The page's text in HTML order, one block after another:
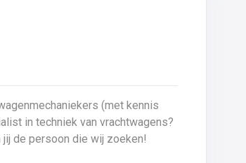
(met kennis
vrachtwagens en hun mechaniek? Dan ben jij de persoon die wij zoeken!